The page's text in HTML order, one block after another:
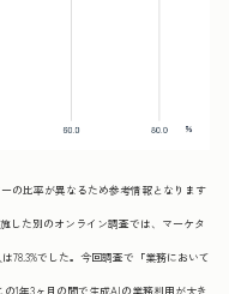
の比率が異なるため参考情報となります
した別のオンライン調査では、マーケタ
78.3%でした。今回調査で「業務において